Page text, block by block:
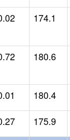
174.1
180.6
180.4
175.9